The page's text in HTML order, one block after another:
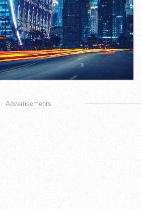
Advertisements